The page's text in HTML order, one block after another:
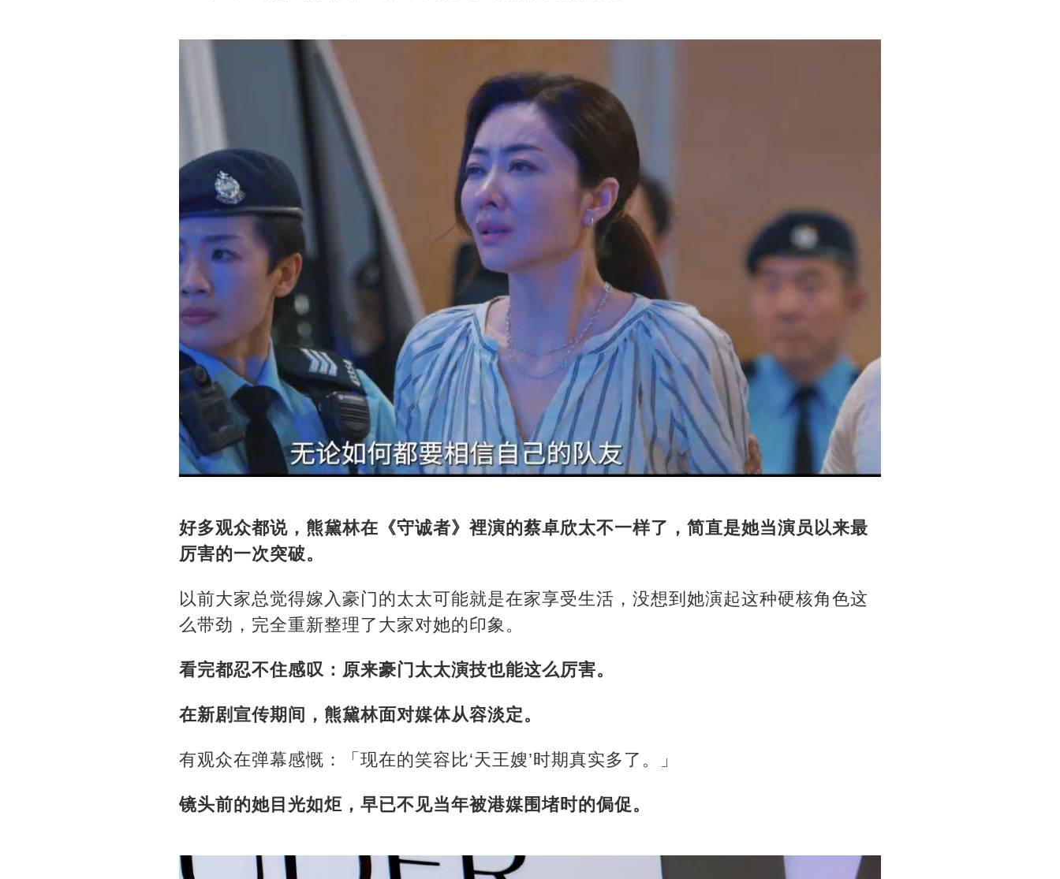
好多观众都说，熊黛林在《守诚者》裡演的蔡卓欣太不一样了，简直是她当演员以来最
厉害的一次突破。
以前大家总觉得嫁入豪门的太太可能就是在家享受生活，没想到她演起这种硬核角色这
么带劲，完全重新整理了大家对她的印象。
看完都忍不住感叹：原来豪门太太演技也能这么厉害。
在新剧宣传期间，熊黛林面对媒体从容淡定。
有观众在弹幕感慨：「现在的笑容比‘天王嫂’时期真实多了。」
镜头前的她目光如炬，早已不见当年被港媒围堵时的侷促。